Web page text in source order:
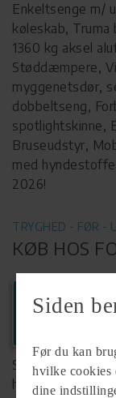
Enkeltsenge m/
køleskab,
1360 kg aksel
Støddæmpere,
myggenetsdør,
dobbeltseng,
spotlightskinne,
Bruseudstyr,
med
2026!
TRYGHED - FØR -
KØB HOS
+45
Se komplet info
hjemmeside
Siden
Før du kan
hvilke
dine